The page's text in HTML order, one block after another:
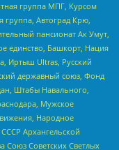
группа МПГ, Курсом
группа, Автоград Крю,
пансионат Ак Умут,
единство, Башкорт, Нация
Иртыш Ultras, Русский
державный союз, Фонд
Штабы Навального,
Мужское
Народное
Архангельской
Союз Советских Светлых